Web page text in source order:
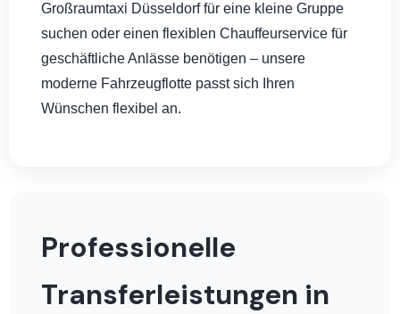
Großraumtaxi Düsseldorf für eine kleine Gruppe
suchen oder einen flexiblen Chauffeurservice für
geschäftliche Anlässe benötigen – unsere
moderne Fahrzeugflotte passt sich Ihren
Wünschen flexibel an.
Professionelle
Transferleistungen in